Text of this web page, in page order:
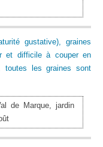
gustative), graines
et difficile à couper en
toutes les graines sont
de Marque, jardin